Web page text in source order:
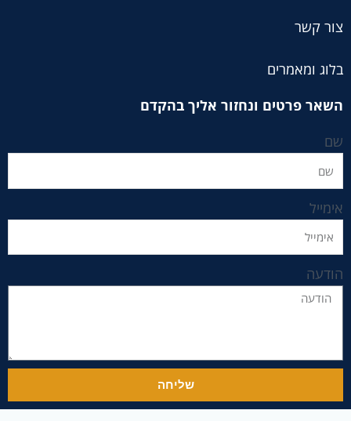
צור קשר
בלוג ומאמרים
השאר פרטים ונחזור אליך בהקדם
שם
אימייל
הודעה
שליחה